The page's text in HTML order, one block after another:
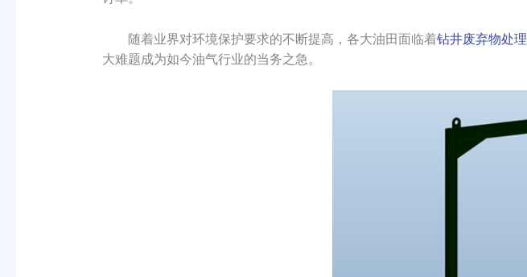
随着业界对环境保护要求的不断提高，各大油田面临着钻井废弃物处理
大难题成为如今油气行业的当务之急。